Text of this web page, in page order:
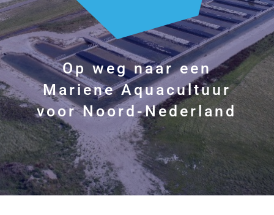
Op weg naar een
Mariene Aquacultuur
voor Noord-Nederland